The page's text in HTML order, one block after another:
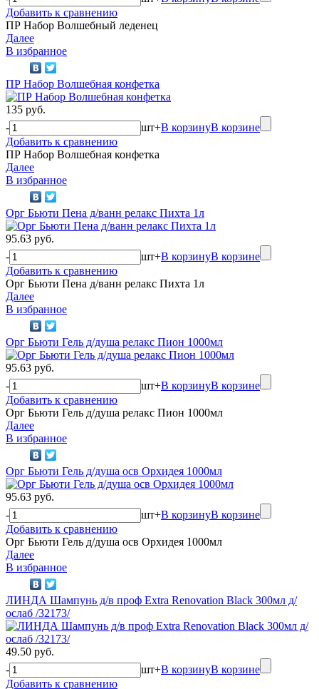
Добавить к сравнению
ПР Набор Волшебный леденец
Далее
В избранное
ПР Набор Волшебная конфетка
135 руб.
-
шт+В корзинуВ корзине
Добавить к сравнению
ПР Набор Волшебная конфетка
Далее
В избранное
Орг Бьюти Пена д/ванн релакс Пихта 1л
95.63 руб.
-
шт+В корзинуВ корзине
Добавить к сравнению
Орг Бьюти Пена д/ванн релакс Пихта 1л
Далее
В избранное
Орг Бьюти Гель д/душа релакс Пион 1000мл
95.63 руб.
-
шт+В корзинуВ корзине
Добавить к сравнению
Орг Бьюти Гель д/душа релакс Пион 1000мл
Далее
В избранное
Орг Бьюти Гель д/душа осв Орхидея 1000мл
95.63 руб.
-
шт+В корзинуВ корзине
Добавить к сравнению
Орг Бьюти Гель д/душа осв Орхидея 1000мл
Далее
В избранное
ЛИНДА Шампунь д/в проф Extra Renovation Black 300мл д/
ослаб /32173/
49.50 руб.
-
шт+В корзинуВ корзине
Добавить к сравнению